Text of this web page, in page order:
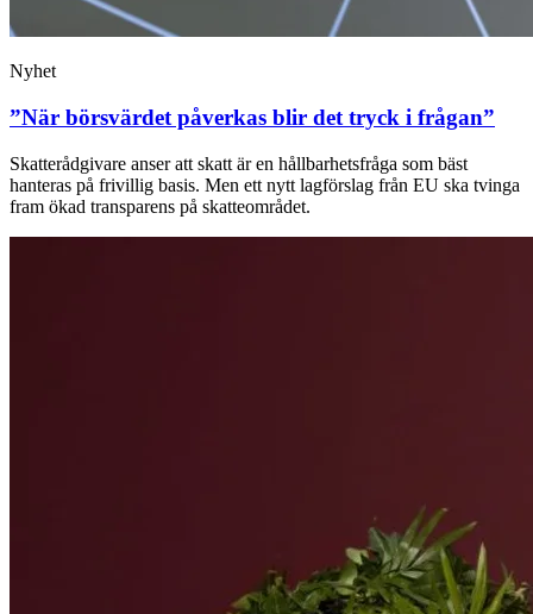
Nyhet
”När börsvärdet påverkas blir det tryck i frågan”
Skatterådgivare anser att skatt är en hållbarhetsfråga som bäst
hanteras på frivillig basis. Men ett nytt lagförslag från EU ska tvinga
fram ökad transparens på skatteområdet.